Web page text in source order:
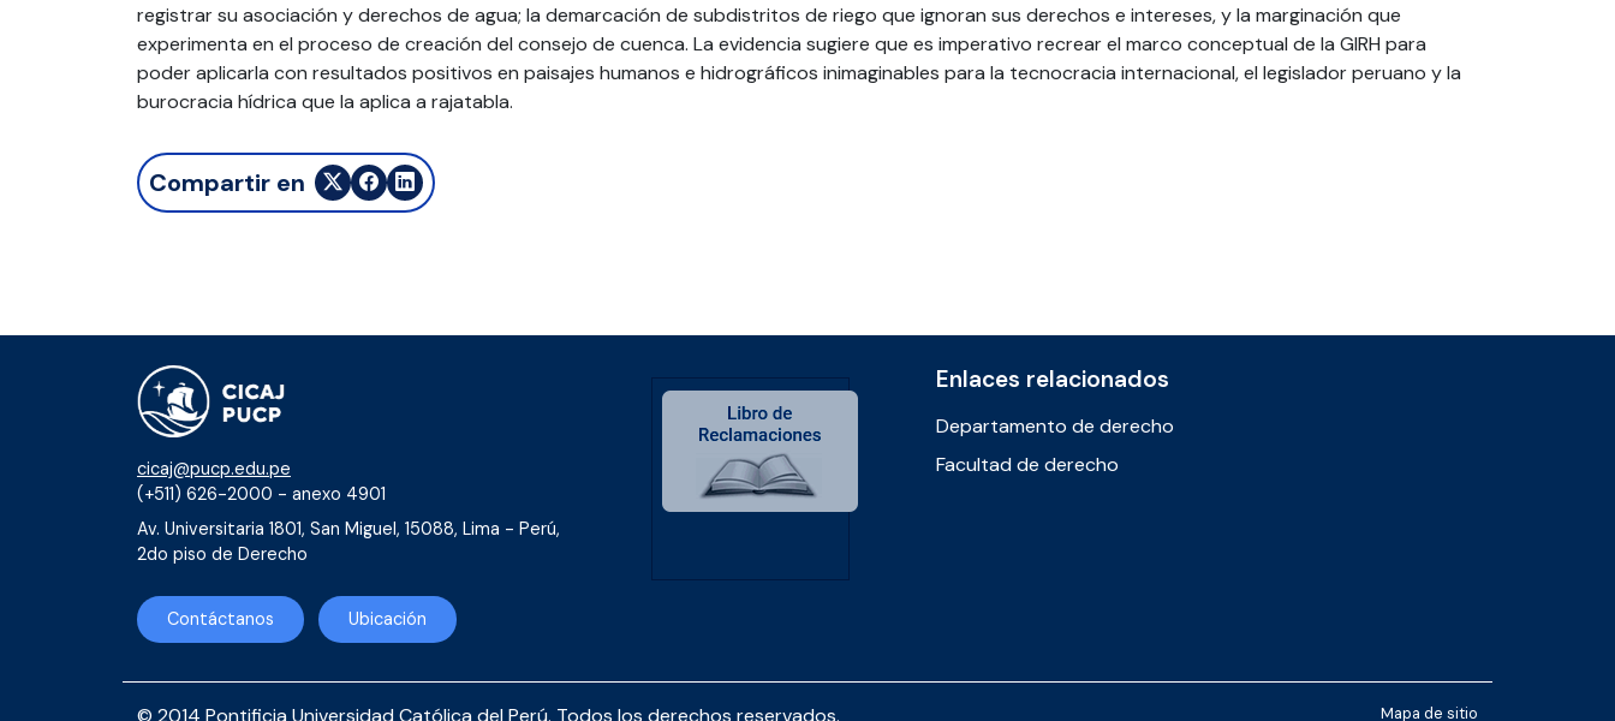
registrar su asociación y derechos de agua; la demarcación de subdistritos de riego que ignoran sus derechos e intereses, y la marginación que
experimenta en el proceso de creación del consejo de cuenca. La evidencia sugiere que es imperativo recrear el marco conceptual de la GIRH para
poder aplicarla con resultados positivos en paisajes humanos e hidrográficos inimaginables para la tecnocracia internacional, el legislador peruano y la
burocracia hídrica que la aplica a rajatabla.
Compartir en
cicaj@pucp.edu.pe
(+511) 626-2000 - anexo 4901
Av. Universitaria 1801, San Miguel, 15088, Lima - Perú,
2do piso de Derecho
Contáctanos Ubicación
Enlaces relacionados
Departamento de derecho
Facultad de derecho
© 2014 Pontificia Universidad Católica del Perú. Todos los derechos reservados. Mapa de sitio